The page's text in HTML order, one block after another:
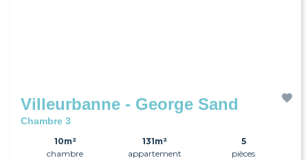
Villeurbanne - George Sand
Chambre 3
10m²
chambre
131m²
appartement
5
pièces